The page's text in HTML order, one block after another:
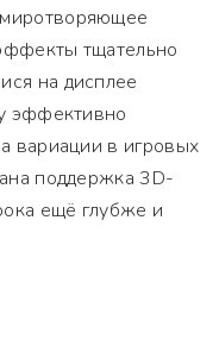
тщательно
на дисплее
эффективно
вариации в игровых
поддержка 3D-
ещё глубже и